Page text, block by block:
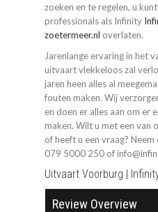
zoeken en te regelen, u
professionals als Infinity
zoetermeer.nl overlaten.
Jarenlange ervaring in het
uitvaart vlekkeloos zal
jaren heen alles al
fouten maken. Wij
en doen er alles aan om er
maken. Wilt u met een van
of heeft u een vraag?
079 5000 250 of
Uitvaart Voorburg |
Review Overview